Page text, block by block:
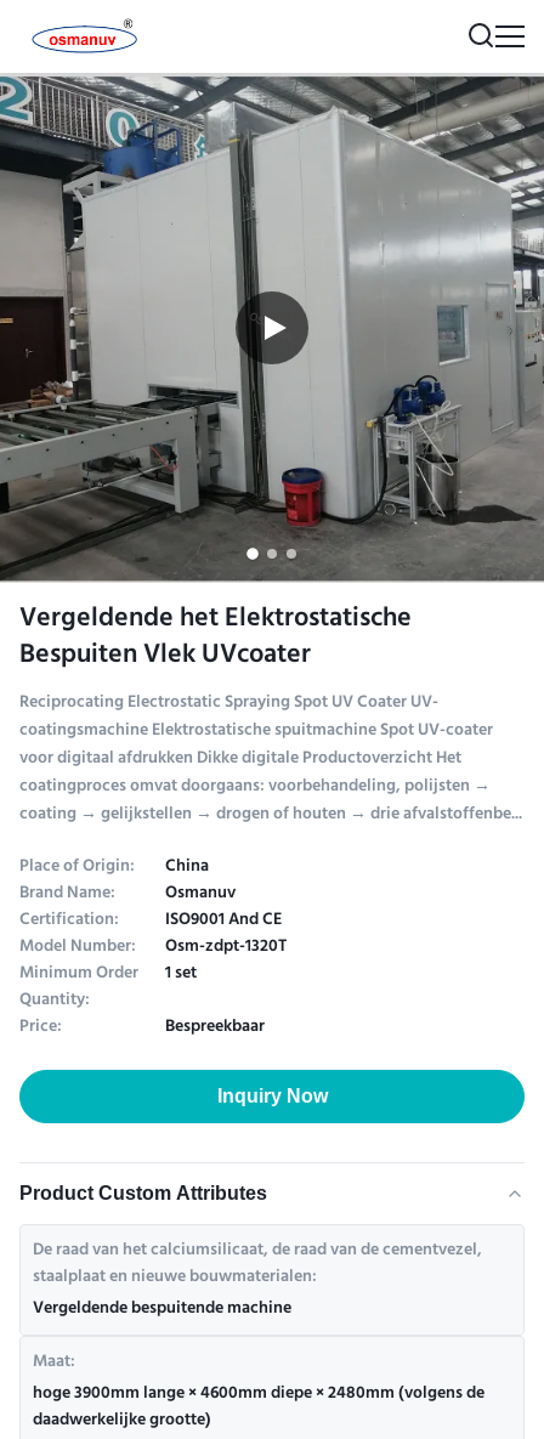
Vergeldende het Elektrostatische
Bespuiten Vlek UVcoater
Reciprocating Electrostatic Spraying Spot UV Coater UV-
coatingsmachine Elektrostatische spuitmachine Spot UV-coater
voor digitaal afdrukken Dikke digitale Productoverzicht Het
coatingproces omvat doorgaans: voorbehandeling, polijsten →
coating → gelijkstellen → drogen of houten → drie afvalstoffenbe...
Place of Origin:
China
Brand Name: Osmanuv
Certification: ISO9001 And CE
Model Number: Osm-zdpt-1320T
Minimum Order
Quantity:
1 set
Price:
Bespreekbaar
Inquiry Now
Product Custom Attributes
De raad van het calciumsilicaat, de raad van de cementvezel,
staalplaat en nieuwe bouwmaterialen:
Vergeldende bespuitende machine
Maat:
hoge 3900mm lange × 4600mm diepe × 2480mm (volgens de
daadwerkelijke grootte)